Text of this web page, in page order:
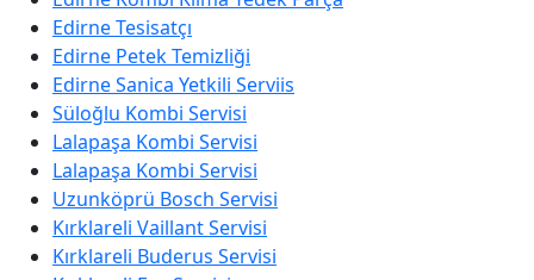
Edirne Tesisatçı
Edirne Petek Temizliği
Edirne Sanica Yetkili Serviis
Süloğlu Kombi Servisi
Lalapaşa Kombi Servisi
Lalapaşa Kombi Servisi
Uzunköprü Bosch Servisi
Kırklareli Vaillant Servisi
Kırklareli Buderus Servisi